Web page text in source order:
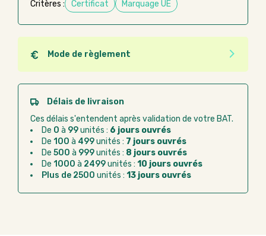
Critères : Certificat Marquage UE
Mode de règlement
Quel que soit le mode de règlement, vous pouvez
passer commande en ligne sur Good Act.
Paiement CB :paiement sécurisé par carte
Virement bancaire :règlement sur facture
après la commande
Chorus Pro :règlement par mandat
administratif après la commande
Délais de livraison
Ces délais s'entendent après validation de votre BAT.
De 0 à 99unités : 6 jours ouvrés
De 100 à 499unités : 7 jours ouvrés
De 500 à 999unités : 8 jours ouvrés
De 1000 à 2499unités : 10 jours ouvrés
Plus de 2500 unités : 13 jours ouvrés